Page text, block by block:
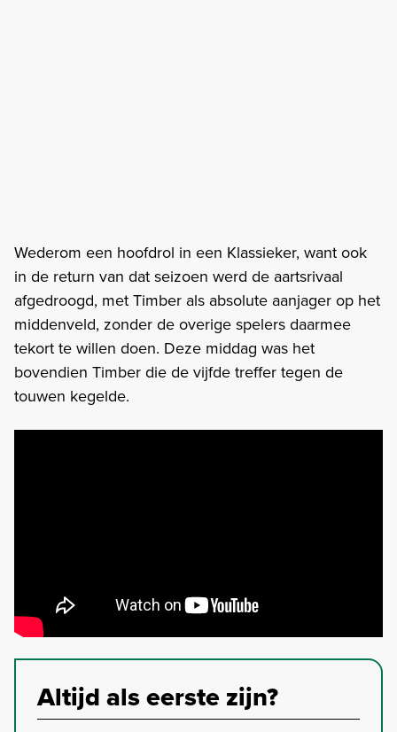
Wederom een hoofdrol in een Klassieker, want ook
in de return van dat seizoen werd de aartsrivaal
afgedroogd, met Timber als absolute aanjager op het
middenveld, zonder de overige spelers daarmee
tekort te willen doen. Deze middag was het
bovendien Timber die de vijfde treffer tegen de
touwen kegelde.
Altijd als eerste zijn?